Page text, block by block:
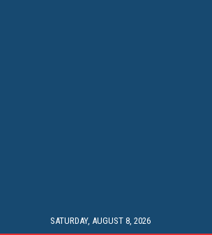
SATURDAY, AUGUST 8, 2026